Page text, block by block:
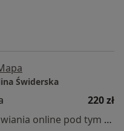
Świderska
220 zł
Specjalista nie oferuje umawiania online pod tym adresem.